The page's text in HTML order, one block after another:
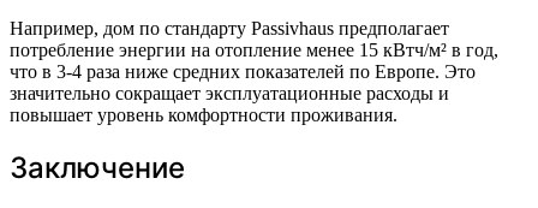
Например, дом по стандарту Passivhaus предполагает
потребление энергии на отопление менее 15 кВтч/м² в год,
что в 3-4 раза ниже средних показателей по Европе. Это
значительно сокращает эксплуатационные расходы и
повышает уровень комфортности проживания.
Заключение